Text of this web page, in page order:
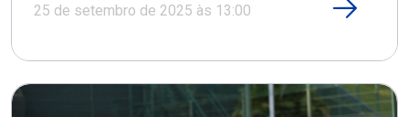
25 de setembro de 2025 às 13:00